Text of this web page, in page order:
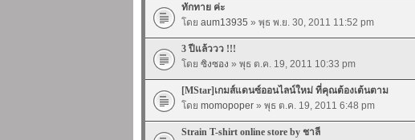
ทักทาย ค่ะ
โดย aum13935 » พุธ พ.ย. 30, 2011 11:52 pm
3 ปีแล้ววว !!!
โดย ซิงซอง » พุธ ต.ค. 19, 2011 10:33 pm
[MStar]เกมส์แดนซ์ออนไลน์ใหม่ ที่คุณต้องเต้นตาม
โดย momopoper » พุธ ต.ค. 19, 2011 6:48 pm
Strain T-shirt online store by ชาลี